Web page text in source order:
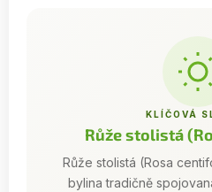
KLÍČOVÁ
Růže stolistá
Růže stolistá (Rosa
bylina tradičně